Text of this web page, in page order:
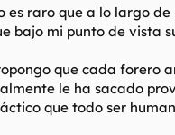
i
o
es raro que a lo largo
bajo mi punto de vista
que cada forero
le ha sacado
que todo ser